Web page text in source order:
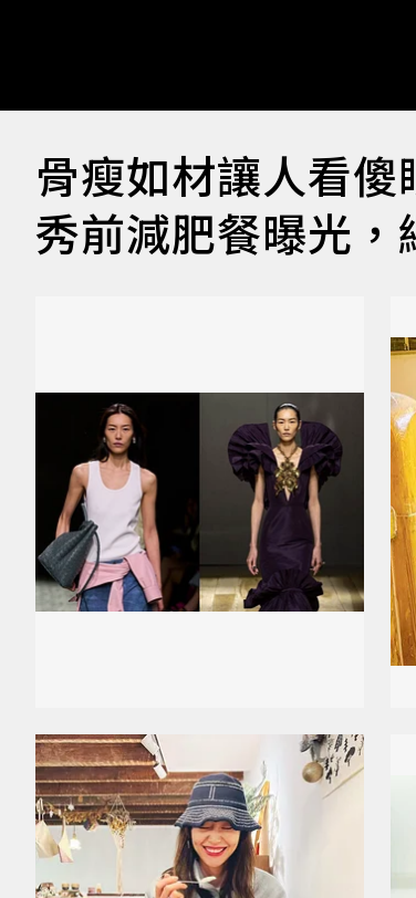
骨瘦如材讓人看
秀前減肥餐曝光，